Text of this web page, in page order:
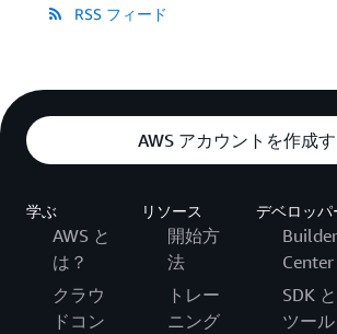
RSS フィード
AWS アカウントを作成
学ぶ
AWS と
は？
クラウ
ドコン
リソース
開始方
法
トレー
ニング
デベロッパ
Builder
Center
SDK と
ツール